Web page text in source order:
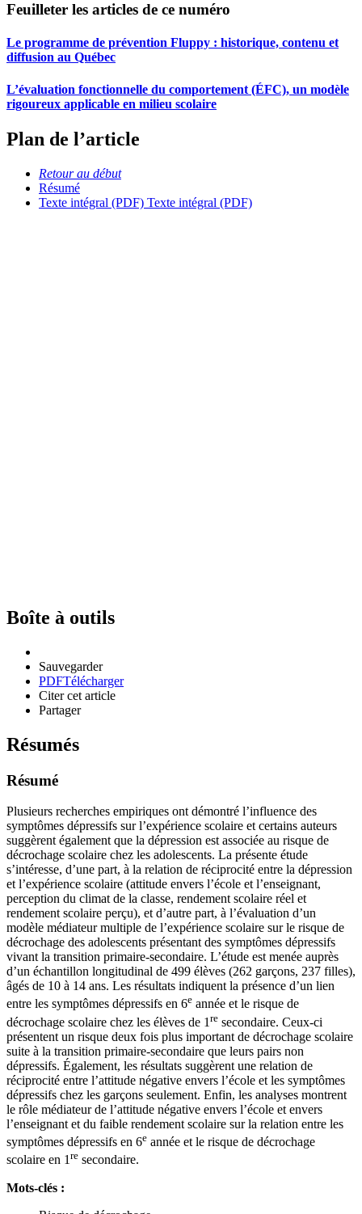
Feuilleter les articles de ce numéro
Le programme de prévention Fluppy : historique, contenu et
diffusion au Québec
L’évaluation fonctionnelle du comportement (ÉFC), un modèle
rigoureux applicable en milieu scolaire
Plan de l’article
Retour au début
Résumé
Texte intégral (PDF) Texte intégral (PDF)
Boîte à outils
Sauvegarder
PDFTélécharger
Citer cet article
Partager
Résumés
Résumé
Plusieurs recherches empiriques ont démontré l’influence des
symptômes dépressifs sur l’expérience scolaire et certains auteurs
suggèrent également que la dépression est associée au risque de
décrochage scolaire chez les adolescents. La présente étude
s’intéresse, d’une part, à la relation de réciprocité entre la dépression
et l’expérience scolaire (attitude envers l’école et l’enseignant,
perception du climat de la classe, rendement scolaire réel et
rendement scolaire perçu), et d’autre part, à l’évaluation d’un
modèle médiateur multiple de l’expérience scolaire sur le risque de
décrochage des adolescents présentant des symptômes dépressifs
vivant la transition primaire-secondaire. L’étude est menée auprès
d’un échantillon longitudinal de 499 élèves (262 garçons, 237 filles),
âgés de 10 à 14 ans. Les résultats indiquent la présence d’un lien
entre les symptômes dépressifs en 6e année et le risque de
décrochage scolaire chez les élèves de 1 re secondaire. Ceux-ci
présentent un risque deux fois plus important de décrochage scolaire
suite à la transition primaire-secondaire que leurs pairs non
dépressifs. Également, les résultats suggèrent une relation de
réciprocité entre l’attitude négative envers l’école et les symptômes
dépressifs chez les garçons seulement. Enfin, les analyses montrent
le rôle médiateur de l’attitude négative envers l’école et envers
l’enseignant et du faible rendement scolaire sur la relation entre les
symptômes dépressifs en 6e année et le risque de décrochage
scolaire en 1re secondaire.
Mots-clés :